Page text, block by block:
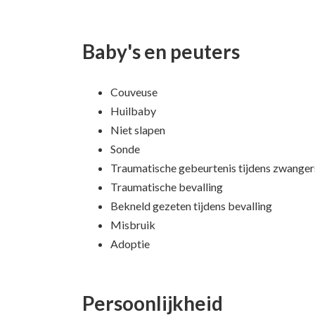
Baby's en peuters
Couveuse
Huilbaby
Niet slapen
Sonde
Traumatische gebeurtenis tijdens
Traumatische bevalling
Bekneld gezeten tijdens bevalling
Misbruik
Adoptie
Persoonlijkheid